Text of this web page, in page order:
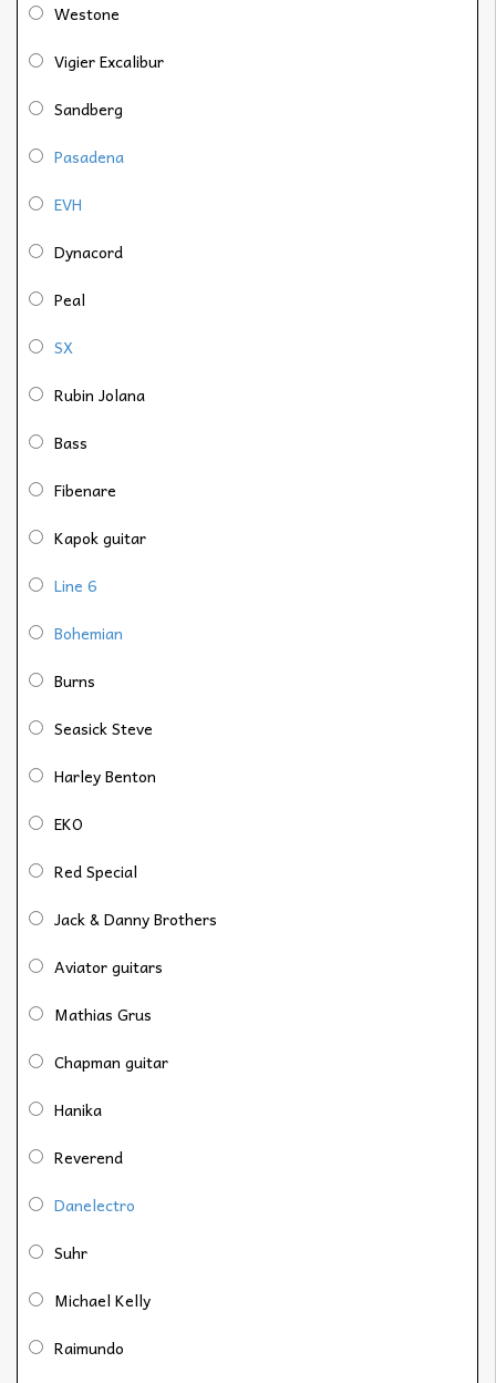
Westone
Vigier Excalibur
Sandberg
Pasadena
EVH
Dynacord
Peal
SX
Rubin Jolana
Bass
Fibenare
Kapok guitar
Line 6
Bohemian
Burns
Seasick Steve
Harley Benton
EKO
Red Special
Jack & Danny Brothers
Aviator guitars
Mathias Grus
Chapman guitar
Hanika
Reverend
Danelectro
Suhr
Michael Kelly
Raimundo